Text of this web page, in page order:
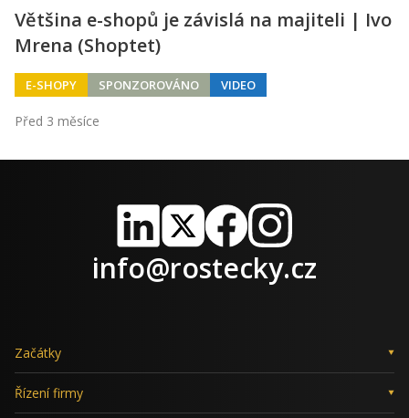
Většina e-shopů je závislá na majiteli | Ivo
Mrena (Shoptet)
E-SHOPY SPONZOROVÁNO VIDEO
Před 3 měsíce
LinkedIn
X FacebookInstagram
info@rostecky.cz
Začátky
Řízení firmy